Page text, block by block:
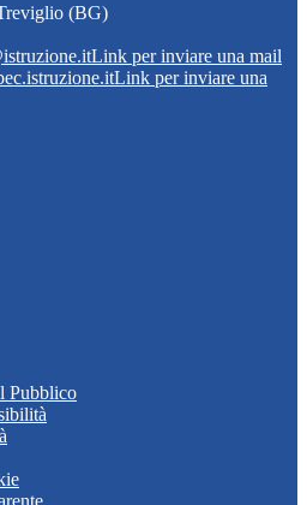
(BG)
Link per inviare una mail
Link per inviare una
Pubblico